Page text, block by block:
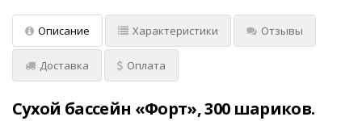
Описание Характеристики Отзывы
Доставка Оплата
Сухой бассейн «Форт», 300 шариков.